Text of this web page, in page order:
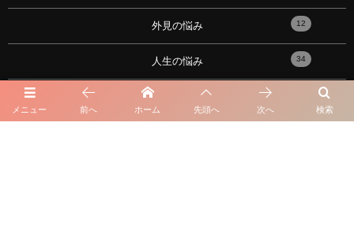
メニュー 検索
前へ ホーム 先頭へ 次へ
外見の悩み 12
人生の悩み 34